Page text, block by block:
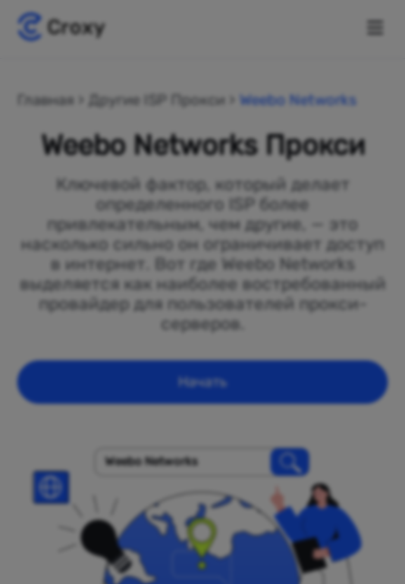
Главная Другие ISP Прокси Weebo Networks
Weebo Networks Прокси
Ключевой фактор, который делает
определенного ISP более
привлекательным, чем другие, — это
насколько сильно он ограничивает доступ
в интернет. Вот где Weebo Networks
выделяется как наиболее востребованный
провайдер для пользователей прокси-
серверов.
Начать
Weebo Networks